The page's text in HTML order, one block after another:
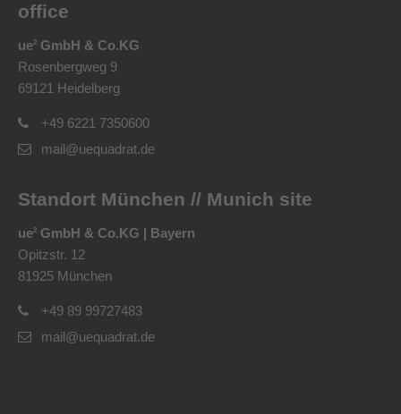
office
ue2 GmbH & Co.KG
Rosenbergweg 9
69121 Heidelberg
+49 6221 7350600
mail@uequadrat.de
Standort München // Munich site
ue2 GmbH & Co.KG | Bayern
Opitzstr. 12
81925 München
+49 89 99727483
mail@uequadrat.de